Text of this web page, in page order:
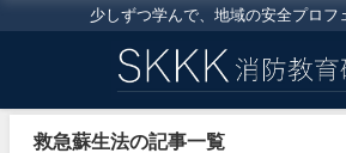
少しずつ学んで、地域の安全プロフ
救急蘇生法の記事一覧